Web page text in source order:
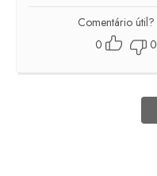
Comentário útil?
0
0